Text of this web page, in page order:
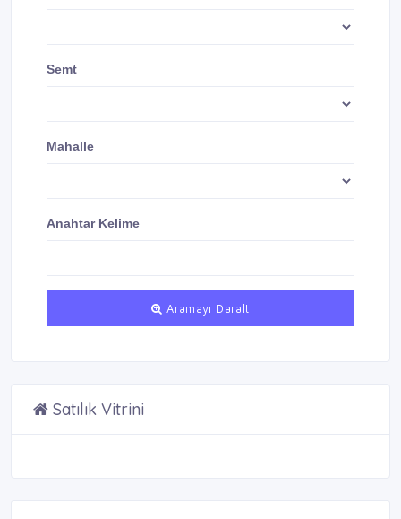
Semt
Mahalle
Anahtar Kelime
Aramayı Daralt
Satılık Vitrini